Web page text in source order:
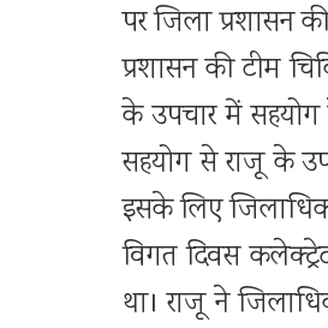
पर जिला प्रशासन
प्रशासन की टीम
के उपचार में सहयोग
सहयोग से राजू के
इसके लिए
विगत दिवस
था। राजू ने